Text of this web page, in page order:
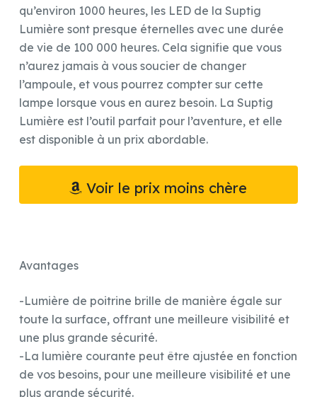
qu’environ 1000 heures, les LED de la Suptig
Lumière sont presque éternelles avec une durée
de vie de 100 000 heures. Cela signifie que vous
n’aurez jamais à vous soucier de changer
l’ampoule, et vous pourrez compter sur cette
lampe lorsque vous en aurez besoin. La Suptig
Lumière est l’outil parfait pour l’aventure, et elle
est disponible à un prix abordable.
Voir le prix moins chère
Avantages
-Lumière de poitrine brille de manière égale sur
toute la surface, offrant une meilleure visibilité et
une plus grande sécurité.
-La lumière courante peut être ajustée en fonction
de vos besoins, pour une meilleure visibilité et une
plus grande sécurité.